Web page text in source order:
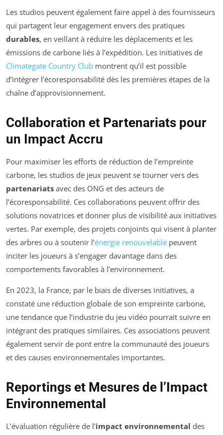
Les studios peuvent également faire appel à des fournisseurs
qui partagent leur engagement envers des pratiques
durables, en veillant à réduire les déplacements et les
émissions de carbone liés à l’expédition. Les initiatives de
Climategate Country Club montrent qu’il est possible
d’intégrer l’écoresponsabilité dès les premières étapes de la
chaîne d’approvisionnement.
Collaboration et Partenariats pour
un Impact Accru
Pour maximiser les efforts de réduction de l’empreinte
carbone, les studios de jeux peuvent se tourner vers des
partenariats avec des ONG et des acteurs de
l’écoresponsabilité. Ces collaborations peuvent offrir des
solutions novatrices et donner plus de visibilité aux initiatives
vertes. Par exemple, des projets conjoints qui visent à planter
des arbres ou à soutenir l’énergie renouvelable peuvent
inciter les joueurs à s’engager davantage dans des
comportements favorables à l’environnement.
En 2023, la France, par le biais de diverses initiatives, a
constaté une réduction globale de son empreinte carbone,
une tendance que l’industrie du jeu vidéo pourrait suivre en
intégrant des pratiques similaires. Ces associations peuvent
également servir de pont entre la communauté des joueurs
et des causes environnementales importantes.
Reportings et Mesures de l’Impact
Environnemental
L’évaluation régulière de l’impact environnemental des